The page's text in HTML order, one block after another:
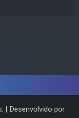
| Desenvolvido por